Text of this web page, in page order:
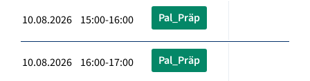
10.08.2026 15:00-16:00 Pal_Präp
10.08.2026 16:00-17:00 Pal_Präp